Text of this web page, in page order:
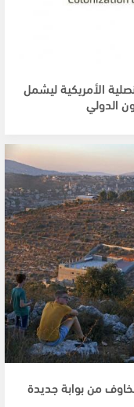
الأمريكية ليشمل
الدولي
من بوابة جديدة